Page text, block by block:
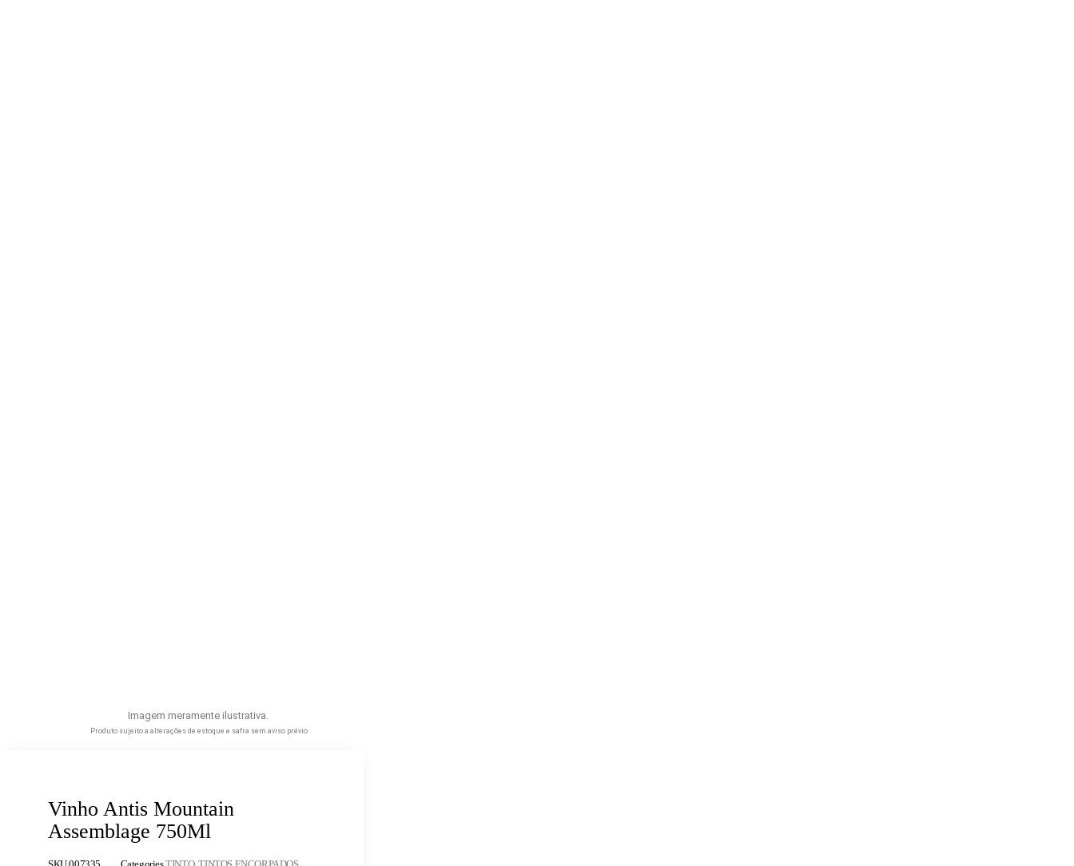
Imagem meramente ilustrativa.
Produto sujeito a alterações de estoque e safra sem aviso prévio
Vinho Antis Mountain
Assemblage 750Ml